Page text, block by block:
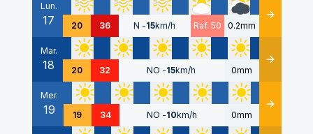
Lun.
17 20 36 N -15km/h Raf. 50 0.2mm Détails
Mar.
18 20 32 NO -15km/h 0mm Détails
Mer.
19 19 34 NO -10km/h 0mm Détails